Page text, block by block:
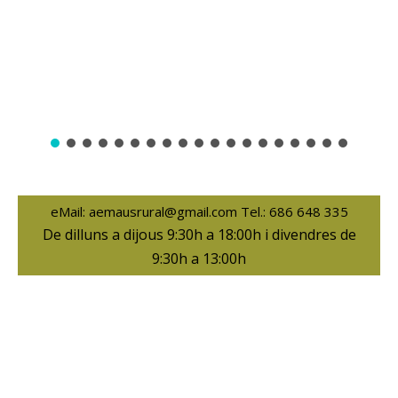
eMail: aemausrural@gmail.com Tel.: 686 648 335
De dilluns a dijous 9:30h a 18:00h i divendres de
9:30h a 13:00h